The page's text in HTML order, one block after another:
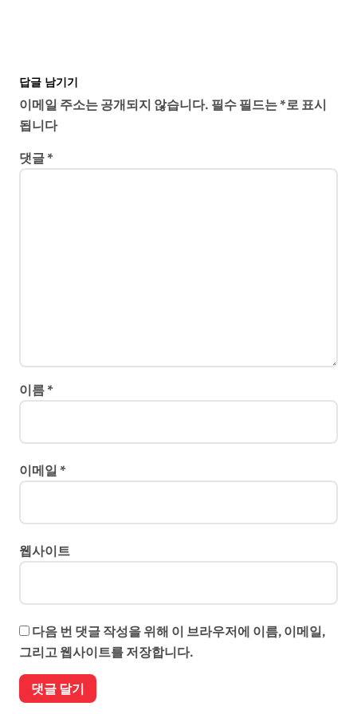
답글 남기기
이메일 주소는 공개되지 않습니다. 필수 필드는*로 표시
됩니다
댓글*
이름*
이메일 *
웹사이트
다음 번 댓글 작성을 위해 이 브라우저에 이름, 이메일,
그리고 웹사이트를 저장합니다.